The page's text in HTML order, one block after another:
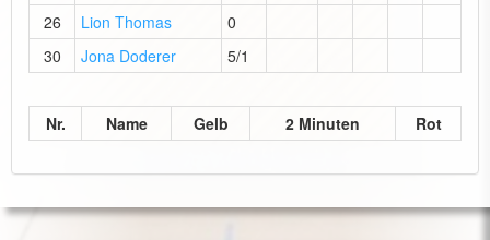
26 Lion Thomas
0
30
Jona Doderer 5/1
Nr. Name Gelb 2 Minuten Rot